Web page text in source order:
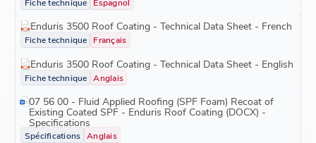
Enduris 3500 Roof Coating - Technical Data Sheet - French
Fiche technique Français
Enduris 3500 Roof Coating - Technical Data Sheet - English
Fiche technique Anglais
07 56 00 - Fluid Applied Roofing (SPF Foam) Recoat of
Existing Coated SPF - Enduris Roof Coating (DOCX) -
Specifications
Spécifications Anglais